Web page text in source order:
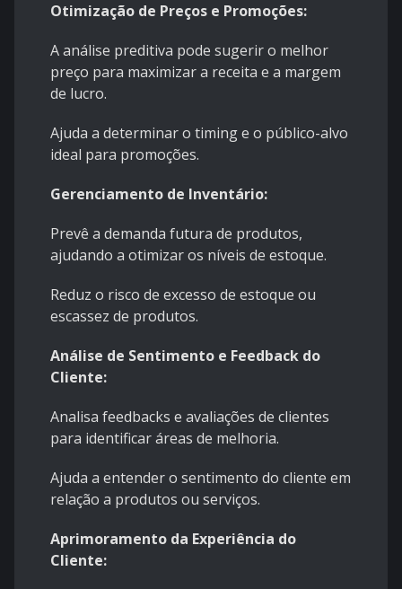
Otimização de Preços e Promoções:
A análise preditiva pode sugerir o melhor
preço para maximizar a receita e a margem
de lucro.
Ajuda a determinar o timing e o público-alvo
ideal para promoções.
Gerenciamento de Inventário:
Prevê a demanda futura de produtos,
ajudando a otimizar os níveis de estoque.
Reduz o risco de excesso de estoque ou
escassez de produtos.
Análise de Sentimento e Feedback do
Cliente:
Analisa feedbacks e avaliações de clientes
para identificar áreas de melhoria.
Ajuda a entender o sentimento do cliente em
relação a produtos ou serviços.
Aprimoramento da Experiência do
Cliente: